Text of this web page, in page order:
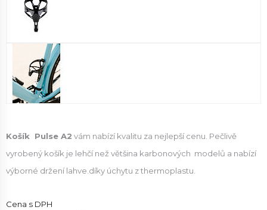
Košík Pulse A2 vám nabízí kvalitu za nejlepší cenu. Pečlivě
vyrobený košík je lehčí než většina karbonových modelů a nabízí
výborné držení lahve.díky úchytu z thermoplastu.
Cena s DPH